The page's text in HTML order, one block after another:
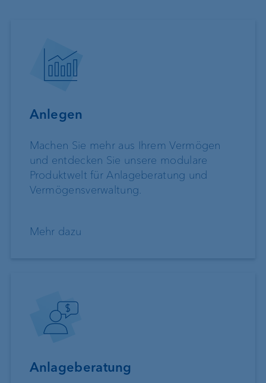
Anlegen
Machen Sie mehr aus Ihrem Vermögen
und entdecken Sie unsere modulare
Produktwelt für Anlageberatung und
Vermögensverwaltung.
Mehr dazu
Anlageberatung